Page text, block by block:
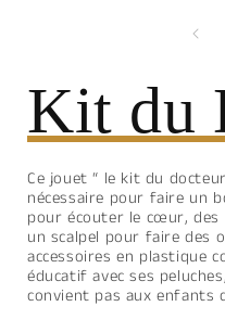
fenêtre
modale
Kit du
Ce jouet “ le kit du
nécessaire pour faire un
pour écouter le cœur,
un scalpel pour faire des
accessoires en plastique
éducatif avec ses
convient pas aux enfants